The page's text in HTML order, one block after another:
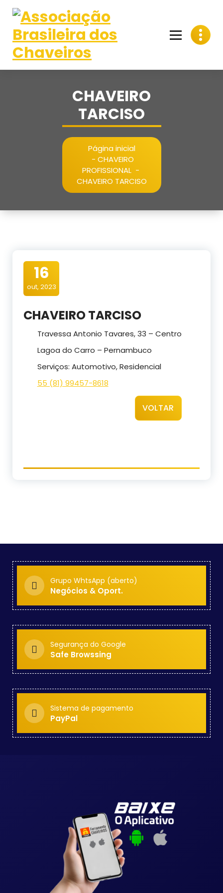
para
conteúdo
CHAVEIRO
TARCISO
Página inicial
- CHAVEIRO
PROFISSIONAL-
CHAVEIRO TARCISO
16
out, 2023
CHAVEIRO TARCISO
Travessa Antonio Tavares, 33 – Centro
Lagoa do Carro – Pernambuco
Serviços: Automotivo, Residencial
55 (81) 99457-8618
VOLTAR
Grupo WhtsApp (aberto)
Negócios & Oport.
Segurança do Google
Safe Browssing
Sistema de pagamento
PayPal